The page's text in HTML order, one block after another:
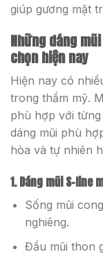
giúp gương mặt
Những dáng
chọn hiện nay
Hiện nay có
trong thẩm mỹ.
phù hợp với
dáng mũi phù
hòa và tự nhiên
1. Dáng mũi S-line
Sống mũi
nghiêng.
Đầu mũi thon